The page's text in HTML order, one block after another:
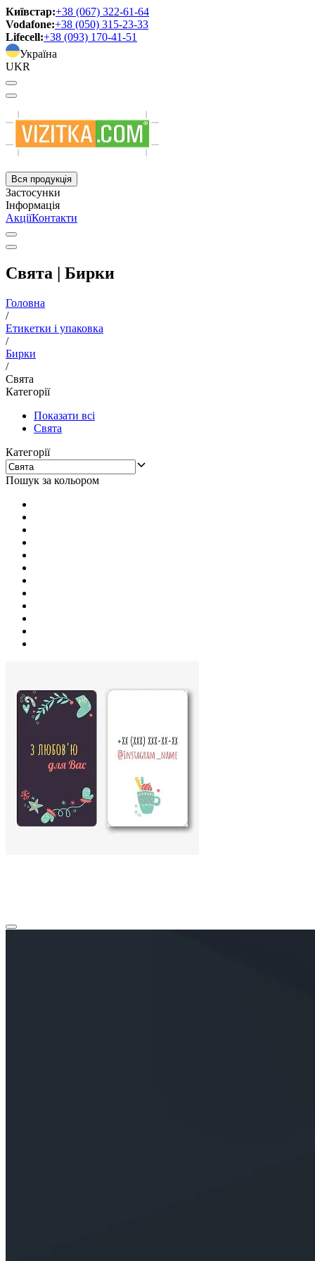
Київстар:+38 (067) 322-61-64
Vodafone:+38 (050) 315-23-33
Lifecell:+38 (093) 170-41-51
Україна
UKR
Вся продукція
Застосунки
Інформація
АкціїКонтакти
Свята | Бирки
Головна
/
Етикетки і упаковка
/
Бирки
/
Свята
Категорії
Показати всі
Свята
Категорії
Пошук за кольором